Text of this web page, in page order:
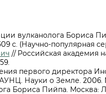
вулканолога Бориса
с. (Научно-популярная
// Российская академия
первого директора
Науки о Земле. 2006.
Бориса Пийпа. Москва: